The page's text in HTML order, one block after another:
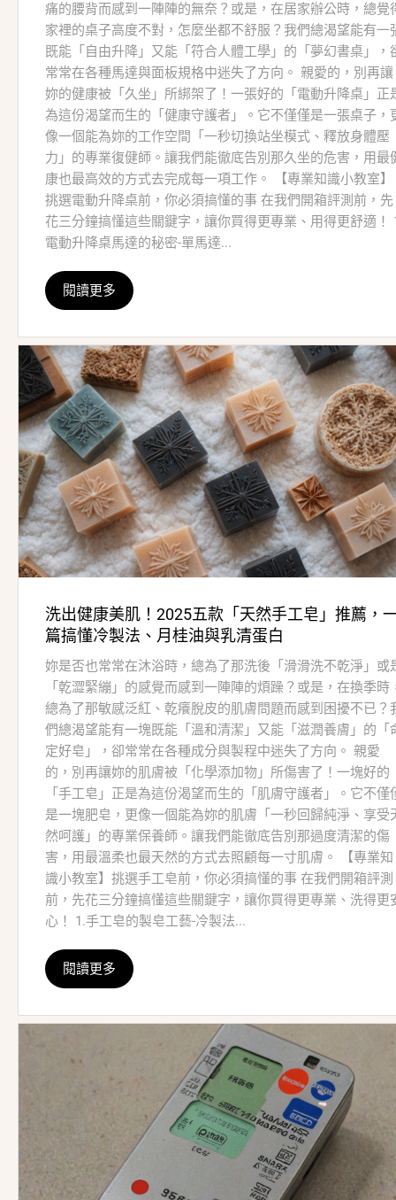
痛的腰背而感到一陣陣的無奈？或是，在居家辦公時，總覺
家裡的桌子高度不對，怎麼坐都不舒服？我們總渴望能有一
既能「自由升降」又能「符合人體工學」的「夢幻書桌」，
常常在各種馬達與面板規格中迷失了方向。 親愛的，別再讓
妳的健康被「久坐」所綁架了！一張好的「電動升降桌」正
為這份渴望而生的「健康守護者」。它不僅僅是一張桌子，
像一個能為妳的工作空間「一秒切換站坐模式、釋放身體壓
力」的專業復健師。讓我們能徹底告別那久坐的危害，用最
康也最高效的方式去完成每一項工作。 【專業知識小教室】
挑選電動升降桌前，你必須搞懂的事 在我們開箱評測前，先
花三分鐘搞懂這些關鍵字，讓你買得更專業、用得更舒適！
電動升降桌馬達的秘密-單馬達...
閱讀更多
洗出健康美肌！2025五款「天然手工皂」推薦，
篇搞懂冷製法、月桂油與乳清蛋白
妳是否也常常在沐浴時，總為了那洗後「滑滑洗不乾淨」或
「乾澀緊繃」的感覺而感到一陣陣的煩躁？或是，在換季時
總為了那敏感泛紅、乾癢脫皮的肌膚問題而感到困擾不已？
們總渴望能有一塊既能「溫和清潔」又能「滋潤養膚」的「
定好皂」，卻常常在各種成分與製程中迷失了方向。 親愛
的，別再讓妳的肌膚被「化學添加物」所傷害了！一塊好的
「手工皂」正是為這份渴望而生的「肌膚守護者」。它不僅
是一塊肥皂，更像一個能為妳的肌膚「一秒回歸純淨、享受
然呵護」的專業保養師。讓我們能徹底告別那過度清潔的傷
害，用最溫柔也最天然的方式去照顧每一寸肌膚。 【專業知
識小教室】挑選手工皂前，你必須搞懂的事 在我們開箱評測
前，先花三分鐘搞懂這些關鍵字，讓你買得更專業、洗得更
心！ 1.手工皂的製皂工藝-冷製法...
閱讀更多